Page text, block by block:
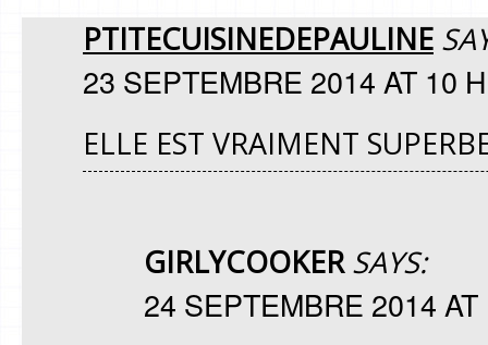
PTITECUISINEDEPAULINE
23 SEPTEMBRE 2014 AT 10
ELLE EST VRAIMENT
GIRLYCOOKER SAYS:
24 SEPTEMBRE 2014